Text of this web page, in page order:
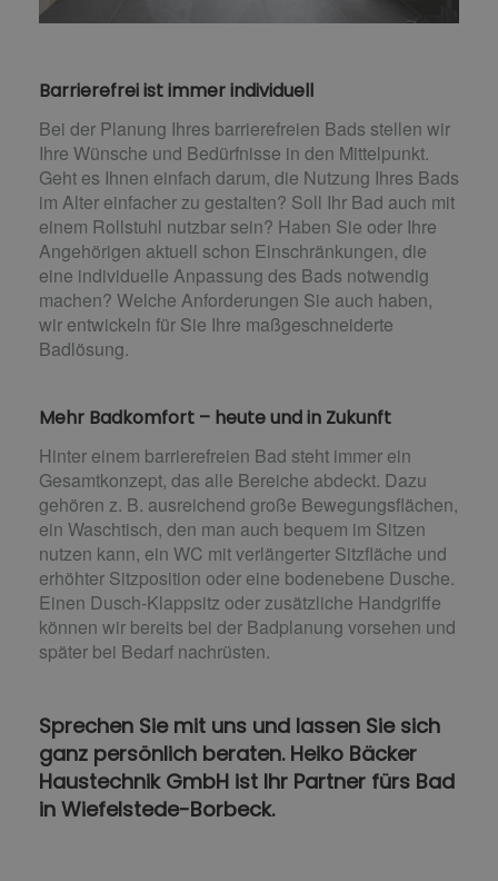
Barrierefrei ist immer individuell
Bei der Planung Ihres barrierefreien Bads stellen wir
Ihre Wünsche und Bedürfnisse in den Mittelpunkt.
Geht es Ihnen einfach darum, die Nutzung Ihres Bads
im Alter einfacher zu gestalten? Soll Ihr Bad auch mit
einem Rollstuhl nutzbar sein? Haben Sie oder Ihre
Angehörigen aktuell schon Einschränkungen, die
eine individuelle Anpassung des Bads notwendig
machen? Welche Anforderungen Sie auch haben,
wir entwickeln für Sie Ihre maßgeschneiderte
Badlösung.
Mehr Badkomfort – heute und in Zukunft
Hinter einem barrierefreien Bad steht immer ein
Gesamtkonzept, das alle Bereiche abdeckt. Dazu
gehören z. B. ausreichend große Bewegungsflächen,
ein Waschtisch, den man auch bequem im Sitzen
nutzen kann, ein WC mit verlängerter Sitzfläche und
erhöhter Sitzposition oder eine bodenebene Dusche.
Einen Dusch-Klappsitz oder zusätzliche Handgriffe
können wir bereits bei der Badplanung vorsehen und
später bei Bedarf nachrüsten.
Sprechen Sie mit uns und lassen Sie sich
ganz persönlich beraten. Heiko Bäcker
Haustechnik GmbH ist Ihr Partner fürs Bad
in Wiefelstede-Borbeck.